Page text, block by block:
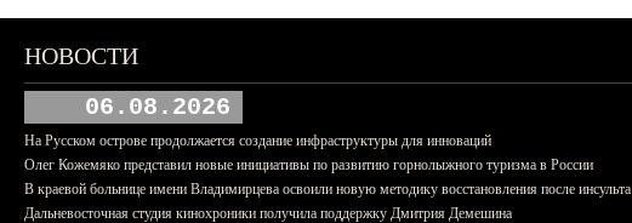
НОВОСТИ
06.08.2026
На Русском острове продолжается создание инфраструктуры для инноваций
Олег Кожемяко представил новые инициативы по развитию горнолыжного туризма в России
В краевой больнице имени Владимирцева освоили новую методику восстановления после инсульта
Дальневосточная студия кинохроники получила поддержку Дмитрия Демешина